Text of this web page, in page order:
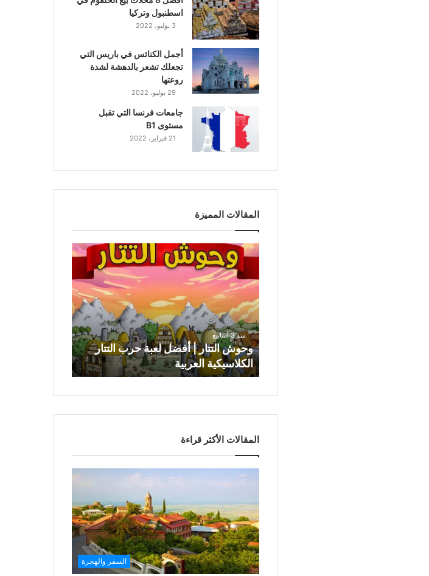
اسطنبول وتركيا
3 يوليو، 2022
أجمل الكنائس في باريس التي
تجعلك تشعر بالدهشة لشدة
روعتها
29 يوليو، 2022
جامعات فرنسا التي تقبل
مستوى B1
21 فبراير، 2022
المقالات المميزة
و
ش
ا
ت
ت
ا
ر
|
ض
ل
ع
ب
ر
ب
ا
ل
ت
ت
منذ 3 أسابيع
وحوش التتار | أفضل لعبة حرب التتار
الكلاسيكية العربية
المقالات الأكثر قراءة
السفر والهجرة